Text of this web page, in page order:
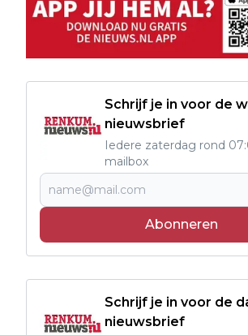
Schrijf je in voor de
nieuwsbrief
Iedere zaterdag rond
mailbox
Abonneren
Schrijf je in voor de
nieuwsbrief